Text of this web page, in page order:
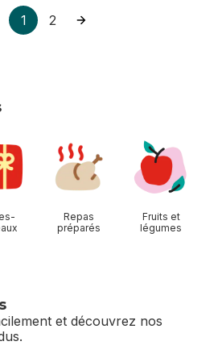
1 2
Repas
préparés
Fruits et
légumes
et découvrez nos